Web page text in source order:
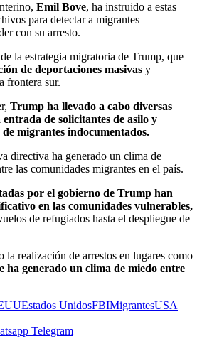
Emil Bove, ha instruido a estas
para detectar a migrantes
con su arresto.
la estrategia migratoria de Trump, que
de deportaciones masivas y
frontera sur.
Trump ha llevado a cabo diversas
de solicitantes de asilo y
migrantes indocumentados.
directiva ha generado un clima de
las comunidades migrantes en el país.
por el gobierno de Trump han
en las comunidades vulnerables,
de refugiados hasta el despliegue de
la realización de arrestos en lugares como
ha generado un clima de miedo entre
Estados UnidosFBIMigrantesUSA
Telegram